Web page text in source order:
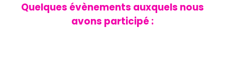
Quelques évènements auxquels nous
avons participé :